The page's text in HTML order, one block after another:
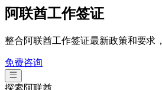
阿联酋工作签证
整合阿联酋工作签证最新政策和要求
免费咨询